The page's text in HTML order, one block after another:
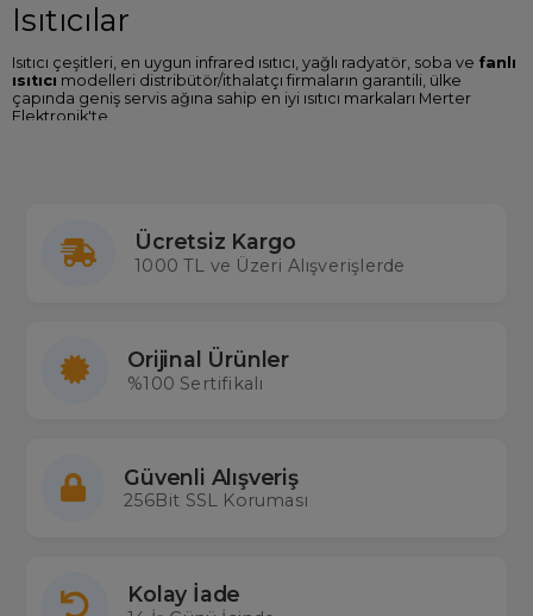
Isıtıcılar
Isıtıcı çeşitleri, en uygun infrared ısıtıcı, yağlı radyatör, soba ve fanlı
ısıtıcı modelleri distribütör/ithalatçı firmaların garantili, ülke
çapında geniş servis ağına sahip en iyi ısıtıcı markaları Merter
Elektronik'te.
ucuz ısıtıcı fiyatlarını Türkiye'nin en büyük gerçek stok çalışan
toptan ve perakende elektronik mağazası
Merterelektronik.com 'dan satın alabilirsiniz.
Ücretsiz Kargo
1000 TL ve Üzeri Alışverişlerde
Orijinal Ürünler
%100 Sertifikalı
Güvenli Alışveriş
256Bit SSL Koruması
Kolay İade